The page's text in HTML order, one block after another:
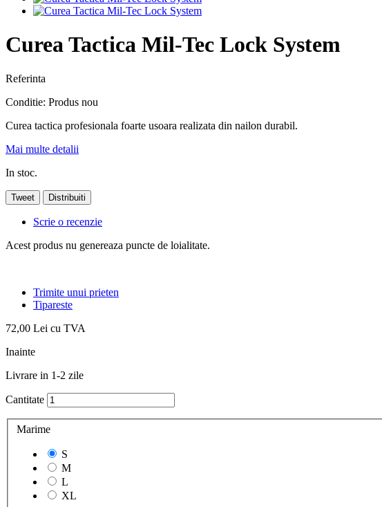
Curea Tactica Mil-Tec Lock System
Referinta
Conditie: Produs nou
Curea tactica profesionala foarte usoara realizata din nailon durabil.
Mai multe detalii
In stoc.
Tweet Distribuiti
Scrie o recenzie
Acest produs nu genereaza puncte de loialitate.
Trimite unui prieten
Tipareste
72,00 Lei cu TVA
Inainte
Livrare in 1-2 zile
Cantitate
Marime
S
M
L
XL